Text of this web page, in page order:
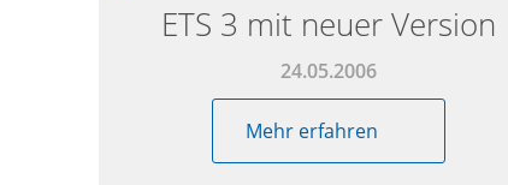
ETS 3 mit neuer Version
24.05.2006
Mehr erfahren